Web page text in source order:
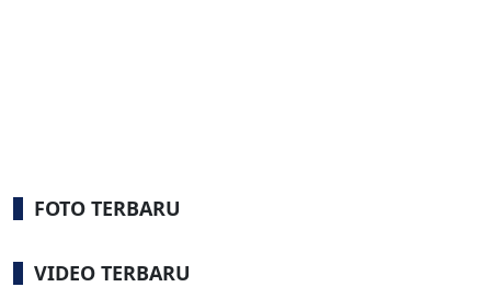
FOTO TERBARU
VIDEO TERBARU